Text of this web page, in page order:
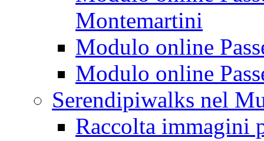
Montemartini
Modulo online
Modulo online
Serendipiwalks nel
Raccolta immagini